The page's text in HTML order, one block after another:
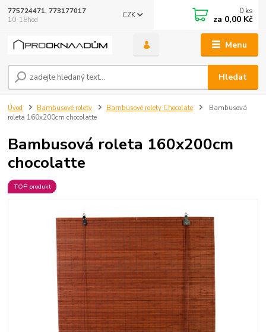
Menu
CZK
Hledat
775724471, 773177017
10-18hod
0 ks
za 0,00 Kč
Úvod Bambusové rolety Bambusové rolety Chocolate
Bambusová
roleta 160x200cm chocolatte
Bambusová roleta 160x200cm
chocolatte
TOP produkt